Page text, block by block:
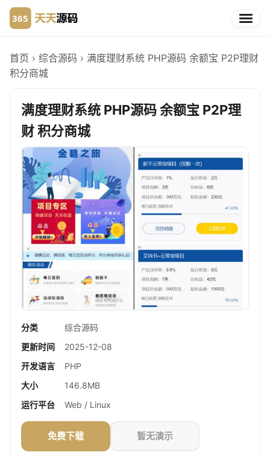
首页 › 综合源码 › 满度理财系统 PHP源码 余额宝 P2P理财
积分商城
满度理财系统 PHP源码 余额宝 P2P理
财 积分商城
分类
综合源码
更新时间
2025-12-08
开发语言
PHP
大小
146.8MB
运行平台
Web / Linux
免费下载 暂无演示